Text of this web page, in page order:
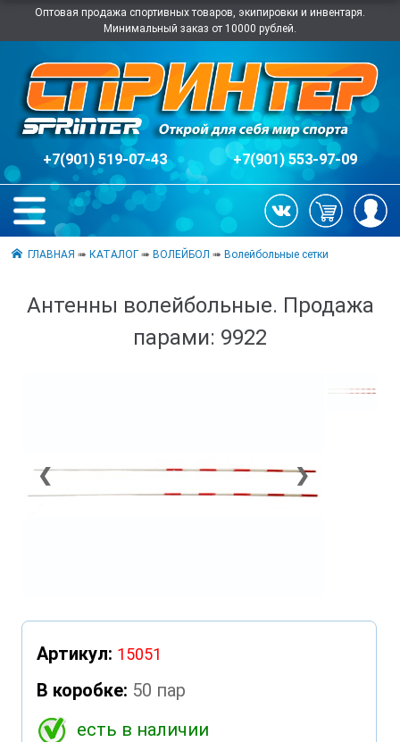
Оптовая продажа спортивных товаров, экипировки и инвентаря.
Минимальный заказ от 10000 рублей.
+7(901) 519-07-43 +7(901) 553-97-09
ГЛАВНАЯ ➠КАТАЛОГ ➠ВОЛЕЙБОЛ ➠Волейбольные сетки
Антенны волейбольные. Продажа
парами: 9922
❮ ❯
Артикул: 15051
В коробке: 50 пар
есть в наличии